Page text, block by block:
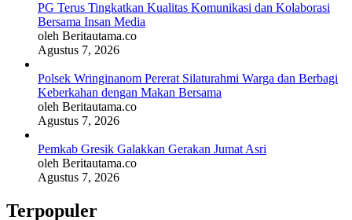
PG Terus Tingkatkan Kualitas Komunikasi dan Kolaborasi
Bersama Insan Media
oleh Beritautama.co
Agustus 7, 2026
Polsek Wringinanom Pererat Silaturahmi Warga dan Berbagi
Keberkahan dengan Makan Bersama
oleh Beritautama.co
Agustus 7, 2026
Pemkab Gresik Galakkan Gerakan Jumat Asri
oleh Beritautama.co
Agustus 7, 2026
Terpopuler